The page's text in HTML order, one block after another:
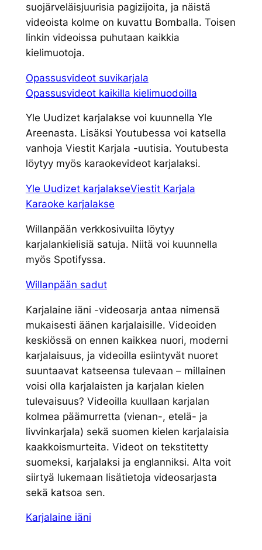
suojärveläisjuurisia pagizijoita, ja näistä
videoista kolme on kuvattu Bomballa. Toisen
linkin videoissa puhutaan kaikkia
kielimuotoja.
Opassusvideot suvikarjala
Opassusvideot kaikilla kielimuodoilla
Yle Uudizet karjalakse voi kuunnella Yle
Areenasta. Lisäksi Youtubessa voi katsella
vanhoja Viestit Karjala -uutisia. Youtubesta
löytyy myös karaokevideot karjalaksi.
Yle Uudizet karjalakseViestit Karjala
Karaoke karjalakse
Willanpään verkkosivuilta löytyy
karjalankielisiä satuja. Niitä voi kuunnella
myös Spotifyssa.
Willanpään sadut
Karjalaine iäni -videosarja antaa nimensä
mukaisesti äänen karjalaisille. Videoiden
keskiössä on ennen kaikkea nuori, moderni
karjalaisuus, ja videoilla esiintyvät nuoret
suuntaavat katseensa tulevaan – millainen
voisi olla karjalaisten ja karjalan kielen
tulevaisuus? Videoilla kuullaan karjalan
kolmea päämurretta (vienan-, etelä- ja
livvinkarjala) sekä suomen kielen karjalaisia
kaakkoismurteita. Videot on tekstitetty
suomeksi, karjalaksi ja englanniksi. Alta voit
siirtyä lukemaan lisätietoja videosarjasta
sekä katsoa sen.
Karjalaine iäni